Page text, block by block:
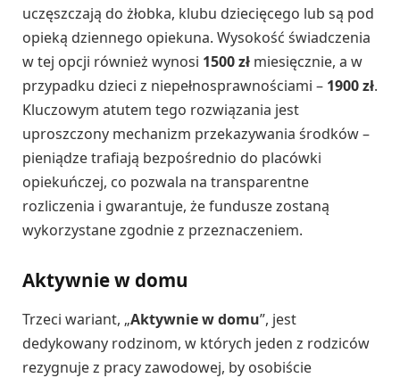
uczęszczają do żłobka, klubu dziecięcego lub są pod
opieką dziennego opiekuna. Wysokość świadczenia
w tej opcji również wynosi 1500 zł miesięcznie, a w
przypadku dzieci z niepełnosprawnościami – 1900 zł.
Kluczowym atutem tego rozwiązania jest
uproszczony mechanizm przekazywania środków –
pieniądze trafiają bezpośrednio do placówki
opiekuńczej, co pozwala na transparentne
rozliczenia i gwarantuje, że fundusze zostaną
wykorzystane zgodnie z przeznaczeniem.
Aktywnie w domu
Trzeci wariant, „Aktywnie w domu”, jest
dedykowany rodzinom, w których jeden z rodziców
rezygnuje z pracy zawodowej, by osobiście